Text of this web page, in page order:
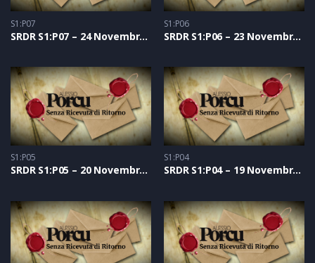
S1:P07
SRDR S1:P07 – 24 Novembre 2020
S1:P06
SRDR S1:P06 – 23 Novembre 2020
S1:P05
SRDR S1:P05 – 20 Novembre 2020
S1:P04
SRDR S1:P04 – 19 Novembre 2020